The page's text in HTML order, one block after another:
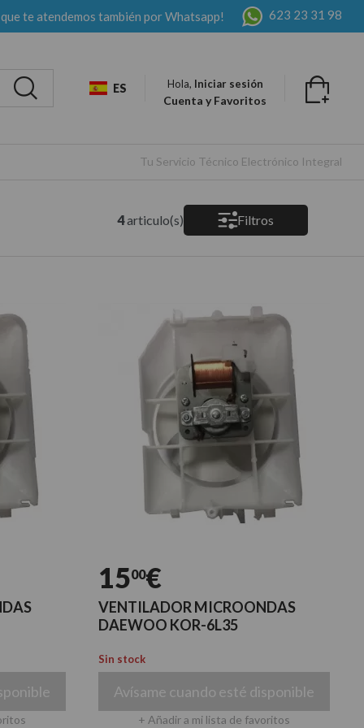
que te atendemos también por Whatsapp! 623 23 31 98
ES Hola, Iniciar sesión
Cuenta y Favoritos
Tu Servicio Técnico Electrónico Integral
4articulo(s) Filtros
1500€
VENTILADOR MICROONDAS
DAEWOO KOR-6L35
Sin stock
Avísame cuando esté disponible
+ Añadir a mi lista de favoritos